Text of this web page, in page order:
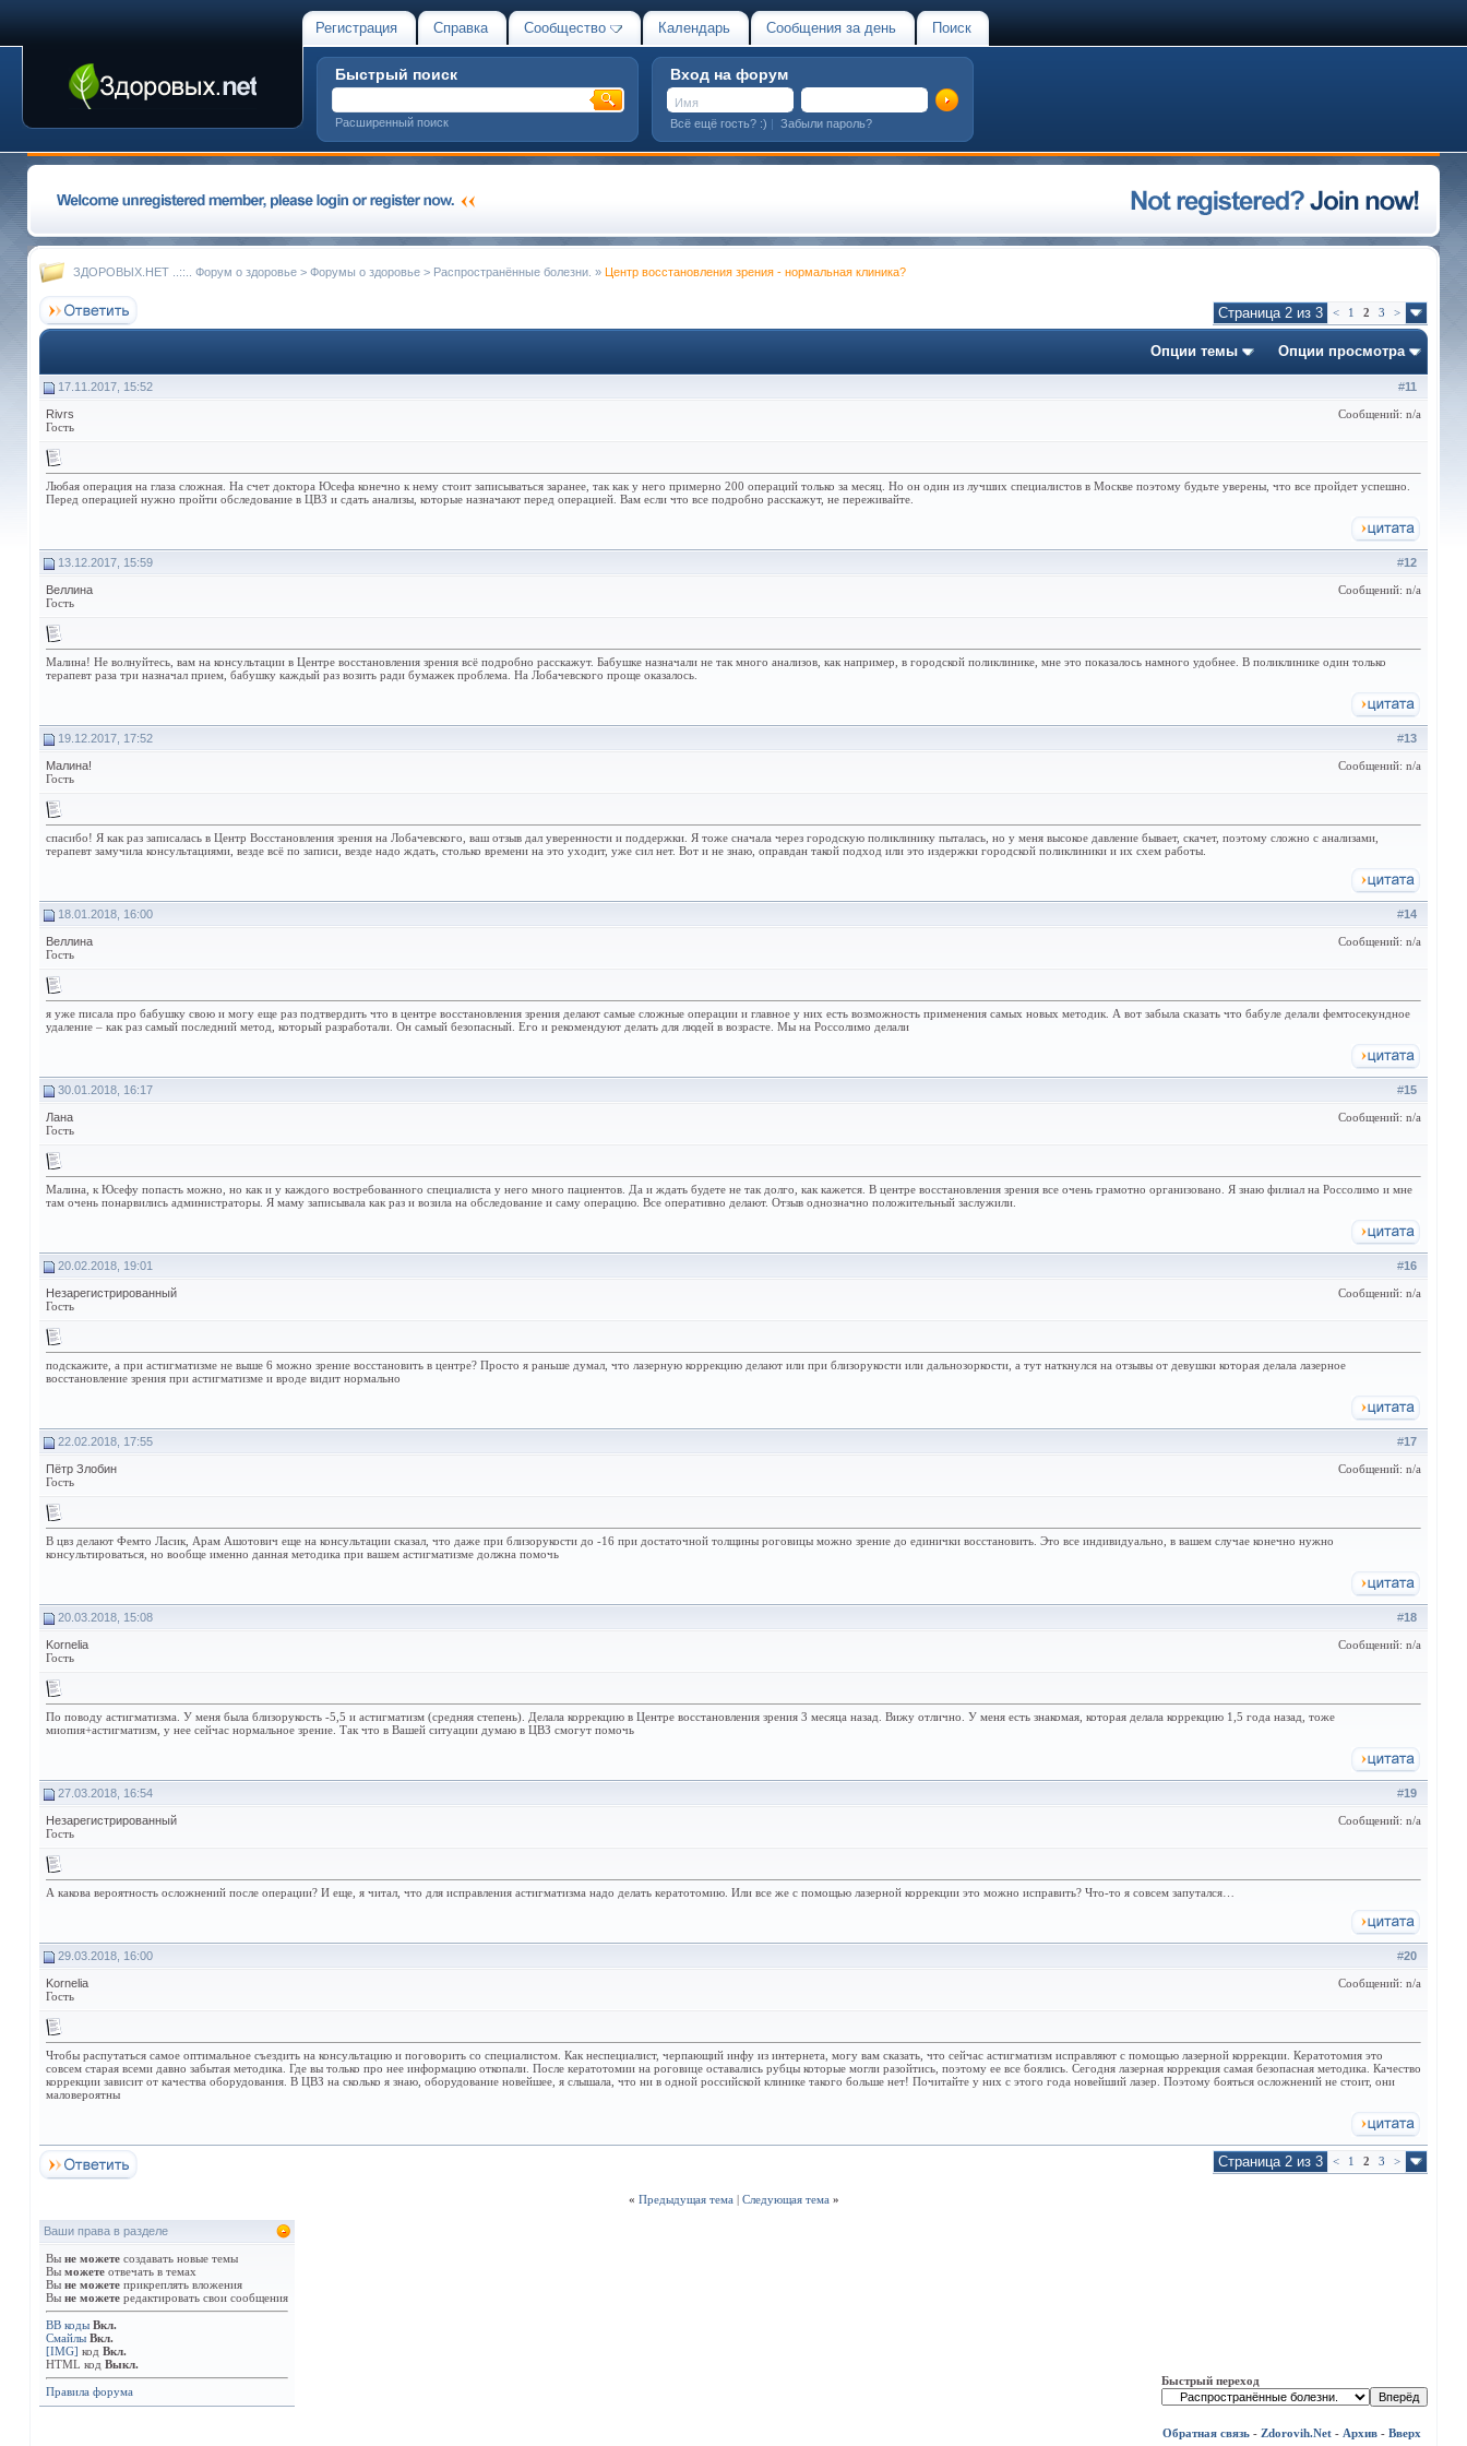
Регистрация Справка Сообщество Календарь Сообщения за день Поиск
Быстрый поиск
Расширенный поиск
Вход на форум
Всё ещё гость? :) | Забыли пароль?
ЗДОРОВЫХ.НЕТ ..::.. Форум о здоровье > Форумы о здоровье > Распространённые болезни. » Центр восстановления зрения - нормальная клиника?
Страница 2 из 3 < 1 2 3 >
Опции темы Опции просмотра
#11
17.11.2017, 15:52
Rivrs
Гость
Сообщений: n/a
Любая операция на глаза сложная. На счет доктора Юсефа конечно к нему стоит записываться заранее, так как у него примерно 200 операций только за месяц. Но он один из лучших специалистов в Москве поэтому будьте уверены, что все пройдет успешно.
Перед операцией нужно пройти обследование в ЦВЗ и сдать анализы, которые назначают перед операцией. Вам если что все подробно расскажут, не переживайте.
#12
13.12.2017, 15:59
Веллина
Гость
Сообщений: n/a
Малина! Не волнуйтесь, вам на консультации в Центре восстановления зрения всё подробно расскажут. Бабушке назначали не так много анализов, как например, в городской поликлинике, мне это показалось намного удобнее. В поликлинике один только
терапевт раза три назначал прием, бабушку каждый раз возить ради бумажек проблема. На Лобачевского проще оказалось.
#13
19.12.2017, 17:52
Малина!
Гость
Сообщений: n/a
спасибо! Я как раз записалась в Центр Восстановления зрения на Лобачевского, ваш отзыв дал уверенности и поддержки. Я тоже сначала через городскую поликлинику пыталась, но у меня высокое давление бывает, скачет, поэтому сложно с анализами,
терапевт замучила консультациями, везде всё по записи, везде надо ждать, столько времени на это уходит, уже сил нет. Вот и не знаю, оправдан такой подход или это издержки городской поликлиники и их схем работы.
#14
18.01.2018, 16:00
Веллина
Гость
Сообщений: n/a
я уже писала про бабушку свою и могу еще раз подтвердить что в центре восстановления зрения делают самые сложные операции и главное у них есть возможность применения самых новых методик. А вот забыла сказать что бабуле делали фемтосекундное
удаление – как раз самый последний метод, который разработали. Он самый безопасный. Его и рекомендуют делать для людей в возрасте. Мы на Россолимо делали
#15
30.01.2018, 16:17
Лана
Гость
Сообщений: n/a
Малина, к Юсефу попасть можно, но как и у каждого востребованного специалиста у него много пациентов. Да и ждать будете не так долго, как кажется. В центре восстановления зрения все очень грамотно организовано. Я знаю филиал на Россолимо и мне
там очень понарвились администраторы. Я маму записывала как раз и возила на обследование и саму операцию. Все оперативно делают. Отзыв однозначно положительный заслужили.
#16
20.02.2018, 19:01
Незарегистрированный
Гость
Сообщений: n/a
подскажите, а при астигматизме не выше 6 можно зрение восстановить в центре? Просто я раньше думал, что лазерную коррекцию делают или при близорукости или дальнозоркости, а тут наткнулся на отзывы от девушки которая делала лазерное
восстановление зрения при астигматизме и вроде видит нормально
#17
22.02.2018, 17:55
Пётр Злобин
Гость
Сообщений: n/a
В цвз делают Фемто Ласик, Арам Ашотович еще на консультации сказал, что даже при близорукости до -16 при достаточной толщины роговицы можно зрение до единички восстановить. Это все индивидуально, в вашем случае конечно нужно
консультироваться, но вообще именно данная методика при вашем астигматизме должна помочь
#18
20.03.2018, 15:08
Kornelia
Гость
Сообщений: n/a
По поводу астигматизма. У меня была близорукость -5,5 и астигматизм (средняя степень). Делала коррекцию в Центре восстановления зрения 3 месяца назад. Вижу отлично. У меня есть знакомая, которая делала коррекцию 1,5 года назад, тоже
миопия+астигматизм, у нее сейчас нормальное зрение. Так что в Вашей ситуации думаю в ЦВЗ смогут помочь
#19
27.03.2018, 16:54
Незарегистрированный
Гость
Сообщений: n/a
А какова вероятность осложнений после операции? И еще, я читал, что для исправления астигматизма надо делать кератотомию. Или все же с помощью лазерной коррекции это можно исправить? Что-то я совсем запутался…
#20
29.03.2018, 16:00
Kornelia
Гость
Сообщений: n/a
Чтобы распутаться самое оптимальное съездить на консультацию и поговорить со специалистом. Как неспециалист, черпающий инфу из интернета, могу вам сказать, что сейчас астигматизм исправляют с помощью лазерной коррекции. Кератотомия это
совсем старая всеми давно забытая методика. Где вы только про нее информацию откопали. После кератотомии на роговице оставались рубцы которые могли разойтись, поэтому ее все боялись. Сегодня лазерная коррекция самая безопасная методика. Качество
коррекции зависит от качества оборудования. В ЦВЗ на сколько я знаю, оборудование новейшее, я слышала, что ни в одной российской клинике такого больше нет! Почитайте у них с этого года новейший лазер. Поэтому бояться осложнений не стоит, они
маловероятны
Страница 2 из 3 < 1 2 3 >
« Предыдущая тема | Следующая тема »
Ваши права в разделе
Вы не можете создавать новые темы
Вы можете отвечать в темах
Вы не можете прикреплять вложения
Вы не можете редактировать свои сообщения
BB коды Вкл.
Смайлы Вкл.
[IMG] код Вкл.
HTML код Выкл.
Правила форума
Быстрый переход
Обратная связь - Zdorovih.Net - Архив - Вверх